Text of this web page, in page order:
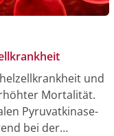
und
Mortalität.
Pyruvatkinase-
bei der